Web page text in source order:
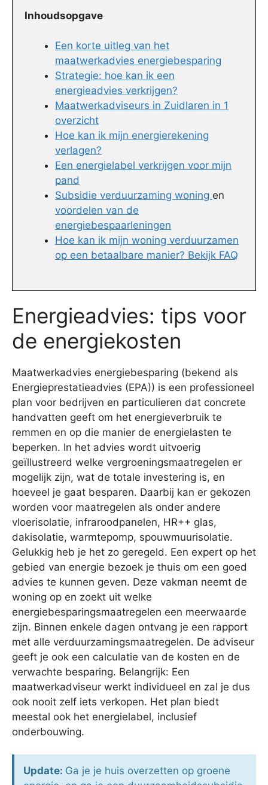
Inhoudsopgave
Een korte uitleg van het
maatwerkadvies energiebesparing
Strategie: hoe kan ik een
energieadvies verkrijgen?
Maatwerkadviseurs in Zuidlaren in 1
overzicht
Hoe kan ik mijn energierekening
verlagen?
Een energielabel verkrijgen voor mijn
pand
Subsidie verduurzaming woning en
voordelen van de
energiebespaarleningen
Hoe kan ik mijn woning verduurzamen
op een betaalbare manier? Bekijk FAQ
Energieadvies: tips voor
de energiekosten
Maatwerkadvies energiebesparing (bekend als
Energieprestatieadvies (EPA)) is een professioneel
plan voor bedrijven en particulieren dat concrete
handvatten geeft om het energieverbruik te
remmen en op die manier de energielasten te
beperken. In het advies wordt uitvoerig
geïllustreerd welke vergroeningsmaatregelen er
mogelijk zijn, wat de totale investering is, en
hoeveel je gaat besparen. Daarbij kan er gekozen
worden voor maatregelen als onder andere
vloerisolatie, infraroodpanelen, HR++ glas,
dakisolatie, warmtepomp, spouwmuurisolatie.
Gelukkig heb je het zo geregeld. Een expert op het
gebied van energie bezoek je thuis om een goed
advies te kunnen geven. Deze vakman neemt de
woning op en zoekt uit welke
energiebesparingsmaatregelen een meerwaarde
zijn. Binnen enkele dagen ontvang je een rapport
met alle verduurzamingsmaatregelen. De adviseur
geeft je ook een calculatie van de kosten en de
verwachte besparing. Belangrijk: Een
maatwerkadviseur werkt individueel en zal je dus
ook nooit zelf iets verkopen. Het plan biedt
meestal ook het energielabel, inclusief
onderbouwing.
Update: Ga je je huis overzetten op groene